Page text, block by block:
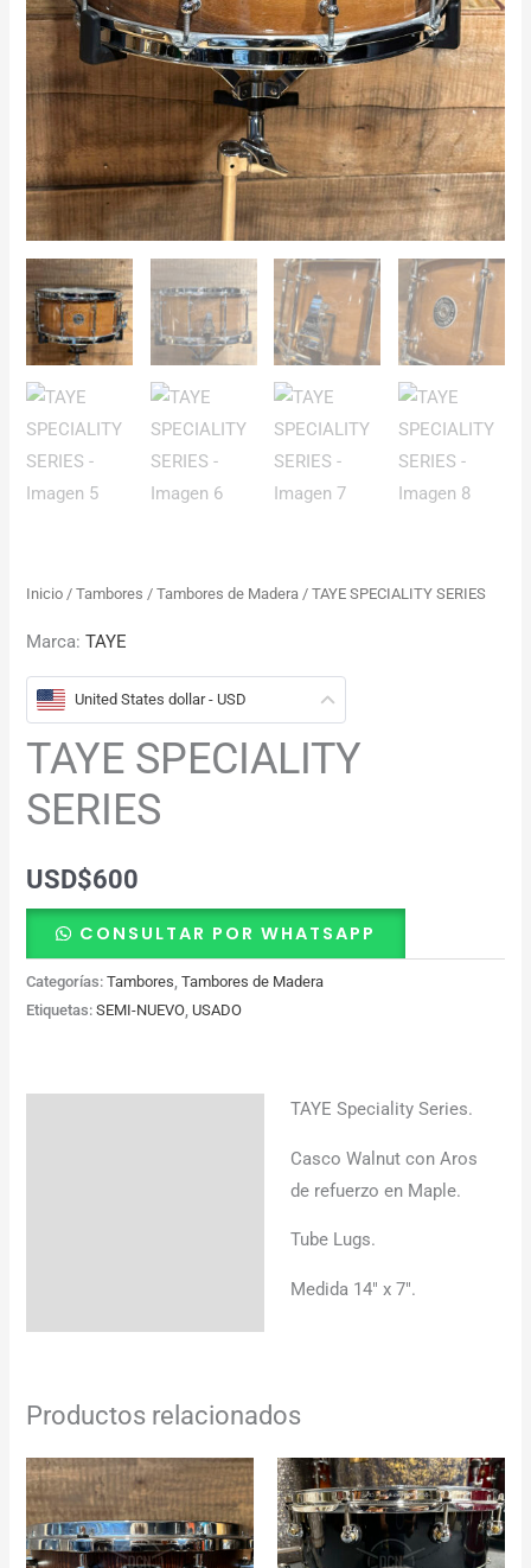
Inicio /Tambores /Tambores de Madera / TAYE SPECIALITY SERIES
Marca:TAYE
United States dollar - USD
TAYE SPECIALITY
SERIES
USD$600
CONSULTAR POR WHATSAPP
Categorías:Tambores ,Tambores de Madera
Etiquetas:SEMI-NUEVO USADO
TAYE Speciality Series.
Casco Walnut con Aros
de refuerzo en Maple.
Tube Lugs.
Medida 14″ x 7″.
Productos relacionados